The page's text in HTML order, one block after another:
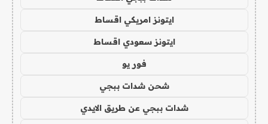
ايتونز امريكي اقساط
ايتونز سعودي اقساط
فور يو
شحن شدات ببجي
شدات ببجي عن طريق الايدي